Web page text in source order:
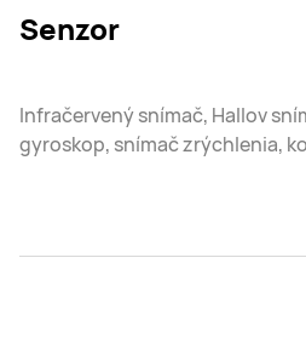
Senzor
Infračervený snímač, Hallov
gyroskop, snímač zrýchlenia,